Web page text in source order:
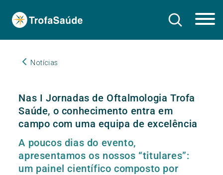
Notícias
Nas I Jornadas de Oftalmologia Trofa
Saúde, o conhecimento entra em
campo com uma equipa de excelência
A poucos dias do evento,
apresentamos os nossos “titulares”:
um painel científico composto por